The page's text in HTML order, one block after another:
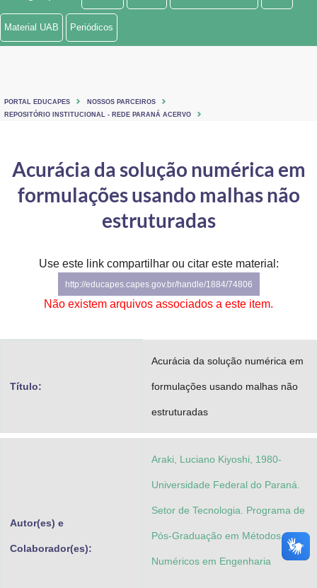
Ministério de Minas e Energia
Ministério do Turismo
Controladoria-Geral da União
Ministério da Mulher, da Família e dos Direitos Humanos
Secretaria de Governo
Gabinete de Segurança Institucional
Planalto
Material UAB Periódicos
PORTAL EDUCAPES
NOSSOS PARCEIROS
REPOSITÓRIO INSTITUCIONAL - REDE PARANÁ ACERVO
Acurácia da solução numérica em
formulações usando malhas não
estruturadas
Use este link compartilhar ou citar este material:
http://educapes.capes.gov.br/handle/1884/74806
Não existem arquivos associados a este item.
Título:
Acurácia da solução numérica em
formulações usando malhas não
estruturadas
Autor(es) e
Colaborador(es):
Araki, Luciano Kiyoshi, 1980-
Universidade Federal do Paraná.
Setor de Tecnologia. Programa de
Pós-Graduação em Métodos
Numéricos em Engenharia